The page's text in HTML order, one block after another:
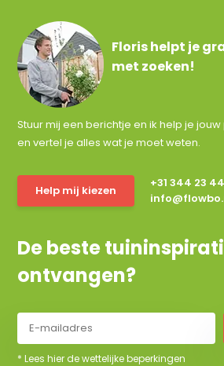
Floris helpt je
met zoeken!
Stuur mij een berichtje en ik help je
en vertel je alles wat je moet weten.
Help mij kiezen
+31 344 23
De beste
ontvangen?
* Lees hier de wettelijke beperkingen